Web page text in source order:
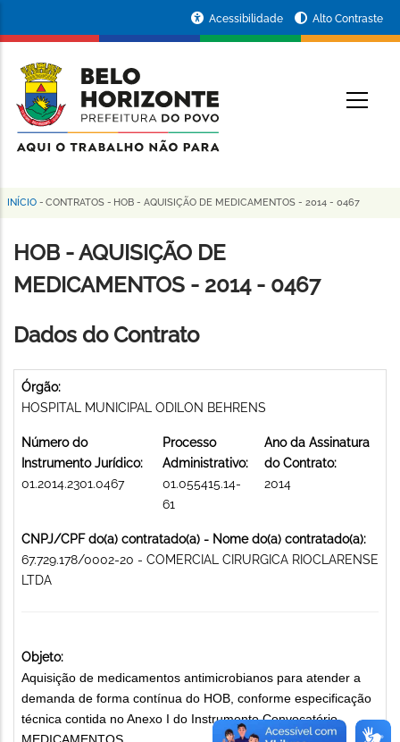
conteúdo
principal
da
Prefeitura
de
Horizonte
Acessibilidade Alto Contraste
Trilha
de
navegação
INÍCIO - CONTRATOS - HOB - AQUISIÇÃO DE MEDICAMENTOS - 2014 - 0467
HOB - AQUISIÇÃO DE
MEDICAMENTOS - 2014 - 0467
Dados do Contrato
Órgão:
HOSPITAL MUNICIPAL ODILON BEHRENS
Número do
Instrumento Jurídico:
01.2014.2301.0467
Processo
Administrativo:
01.055415.14-
61
Ano da Assinatura
do Contrato:
2014
CNPJ/CPF do(a) contratado(a) - Nome do(a) contratado(a):
67.729.178/0002-20 - COMERCIAL CIRURGICA RIOCLARENSE
LTDA
Objeto:
Aquisição de medicamentos antimicrobianos para atender a
demanda de forma contínua do HOB, conforme especificação
técnica contida no Anexo I do Instrumento Convocatório.